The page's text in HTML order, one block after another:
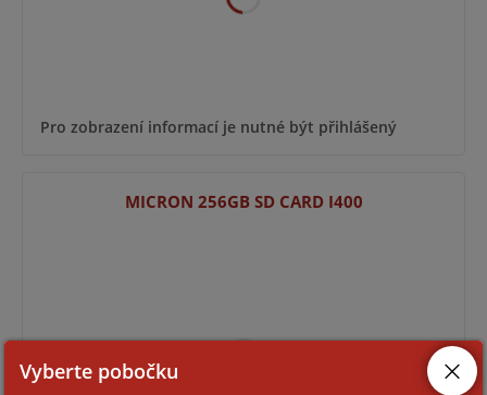
Pro zobrazení informací je nutné být přihlášený
MICRON 256GB SD CARD I400
Vyberte pobočku